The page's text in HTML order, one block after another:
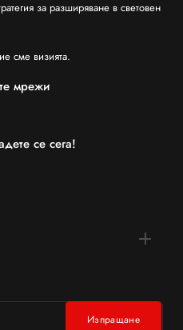
за разширяване в световен
сме визията.
мрежи
се сега!